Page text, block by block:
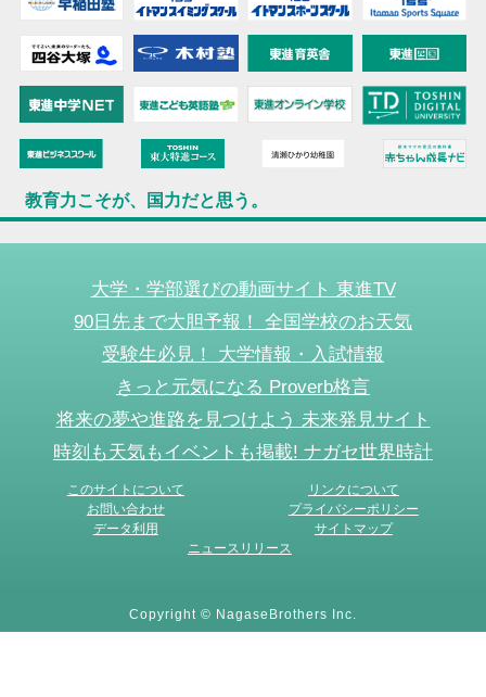
教育力こそが、国力だと思う。
大学・学部選びの動画サイト 東進TV
90日先まで大胆予報！ 全国学校のお天気
受験生必見！ 大学情報・入試情報
きっと元気になる Proverb格言
将来の夢や進路を見つけよう 未来発見サイト
時刻も天気もイベントも掲載! ナガセ世界時計
このサイトについて
リンクについて
お問い合わせ
プライバシーポリシー
データ利用
サイトマップ
ニュースリリース
Copyright © NagaseBrothers Inc.